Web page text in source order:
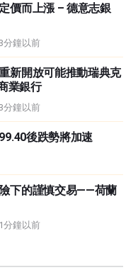
價而上漲 – 德意志銀
分鐘以前
新開放可能推動瑞典克
業銀行
分鐘以前
後跌勢將加速
下的謹慎交易——荷蘭
分鐘以前